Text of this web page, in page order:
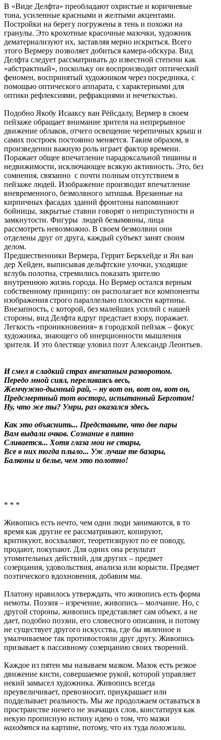
В «Виде Делфта» преобладают охристые и коричневые
тона, усиленные красными и желтыми акцентами.
Постройки на берегу погружены в тень и похожи на
гранулы. Это крохотные красочные мазочки, художник
дематериализуют их, заставляя мерно искриться. Всего
этого Вермеру позволяет добиться камера-обскура. Вид
Делфта следует рассматривать до известной степени как
«абстрактный», поскольку он воспроизводит оптический
феномен, воспринятый художником через посредника, с
помощью оптического аппарата, с характерными для
оптики рефлексиями, рефракциями и нечеткостью.
Подобно Якобу Исааксу ван Рёйсдалу, Вермер в своем
пейзаже обращает внимание зрителя на непрерывное
движение облаков, отчего освещение черепичных крыш и
самих построек постоянно меняется. Таким образом, в
произведении важную роль играет фактор времени.
Поражает общее впечатление парадоксальной тишины и
недвижимости, исключающее всякую активность. Это, без
сомнения, связанно с почти полным отсутствием в
пейзаже людей. Изображение производит впечатление
вневременного, безмолвного затишья. Врезанные на
кирпичных фасадах зданий фронтоны напоминают
бойницы, закрытые ставни говорят о неприступности и
замкнутости. Фигуры людей безымянны, лица
рассмотреть невозможно. В своем безмолвии они
отделены друг от друга, каждый субъект занят своим
делом.
Предшественники Вермера, Геррит Беркхейде и Ян ван
дер Хейден, выписывая дельфтские улочки, уходящие
вглубь полотна, стремились показать зрителю
внутреннюю жизнь города. Но Вермер остался верным
собственному принципу: он располагает все компоненты
изображения строго параллельно плоскости картины.
Внезапность, с которой, без малейших усилий с нашей
стороны, вид Делфта вдруг предстает взору, поражает.
Легкость «проникновения» в городской пейзаж – фокус
художника, знающего об инерционности мышления
зрителя. И это блестяще уловил поэт Александр Леонтьев.
И смел я сладкий страх внезапным разворотом.
Передо мной сиял, переливаясь весь,
Жемчужно-дымный рай, – ну вот он, вот он, вот он,
Предсмертный тот восторг, испытанный Берготом!
Ну, что же ты? Умри, раз оказался здесь.
Как это объяснить... Представьте, что две пары
Вам выдали очков. Сознание в пятно
Сливается... Хотя глаза мои не стары,
Все в них тогда плыло... Уж лучше те базары,
Балконы и белье, чем это полотно!
* * *
Живопись есть нечто, чем одни люди занимаются, в то
время как другие ее рассматривают, копируют,
критикуют, восхваляют, теоретизируют по ее поводу,
продают, покупают. Для одних она результат
утомительных действий, для других – предмет
созерцания, удовольствия, анализа или корысти. Предмет
поэтического вдохновения, добавим мы.
Платону нравилось утверждать, что живопись есть форма
немоты. Поэзия – изречение, живопись – молчание. Но, с
другой стороны, живопись представляет сам объект, а не
дает, подобно поэзии, его словесного описания, и потому
не существует другого искусства, где бы явленное и
умалчиваемое так противостояли друг другу. Живопись
призывает к пассивному созерцанию своих творений.
Каждое из пятен мы называем мазком. Мазок есть резкое
движение кисти, совершаемое рукой, которой управляет
некий замысел художника. Живопись всегда
преувеличивает, превозносит, приукрашает или
подделывает реальность. Мы же продолжаем оставаться в
пространстве ничего не значащих слов, констатируя как
некую прописную истину идею о том, что мазки
находятся на картине, потому, что их туда положили.